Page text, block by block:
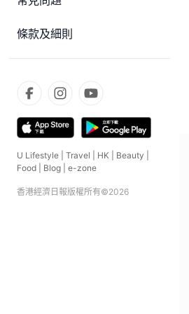
條款及細則
U Lifestyle Travel HK Beauty
Food
Blog e-zone
香港經濟日報版權所有©2026